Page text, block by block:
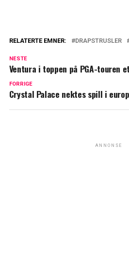
RELATERTE EMNER: DRAPSTRUSLER
NESTE
Ventura i toppen på PGA-touren
FORRIGE
Crystal Palace nektes spill i
ANNONSE